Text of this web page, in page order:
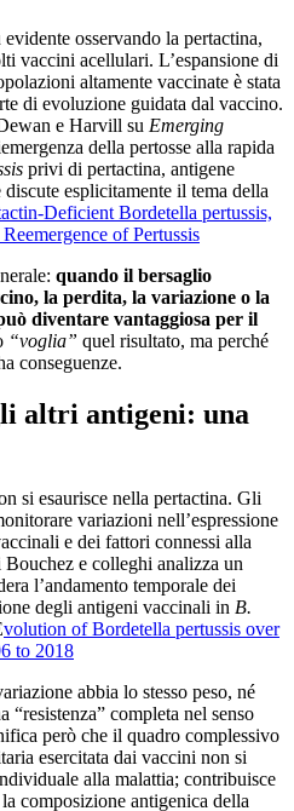
osservando la pertactina,
vaccini acellulari. L’espansione di
altamente vaccinate è stata
di evoluzione guidata dal vaccino.
e Harvill su Emerging
della pertosse alla rapida
privi di pertactina, antigene
esplicitamente il tema della
Deficient Bordetella pertussis,
of Pertussis
quando il bersaglio
la perdita, la variazione o la
diventare vantaggiosa per il
“voglia” quel risultato, ma perché
conseguenze.
altri antigeni: una
si esaurisce nella pertactina. Gli
variazioni nell’espressione
e dei fattori connessi alla
e colleghi analizza un
l’andamento temporale dei
degli antigeni vaccinali in B.
volution of Bordetella pertussis over
to 2018
abbia lo stesso peso, né
“resistenza” completa nel senso
però che il quadro complessivo
esercitata dai vaccini non si
alla malattia; contribuisce
composizione antigenica della